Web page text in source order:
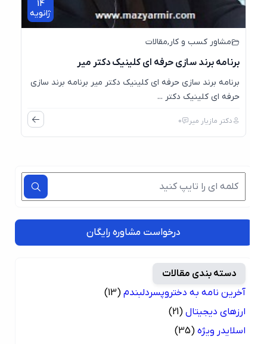
ژانویه
مشاور کسب و کار مقالات
برنامه برند سازی حرفه ای کلینیک دکتر میر
برنامه برند سازی حرفه ای کلینیک دکتر میر برنامه برند سازی
حرفه ای کلینیک دکتر ...
دکتر مازیار میر 0
درخواست مشاوره رایگان
دسته بندی مقالات
آخرین نامه به دختروپسردلبندم (13)
ارزهای دیجیتال (21)
اسلایدر ویژه (35)